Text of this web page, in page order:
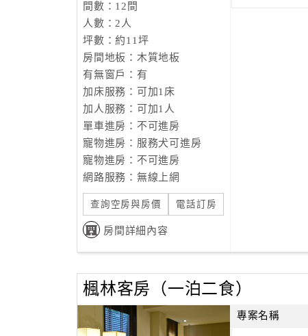
間數：12間
人數：2人
坪數：約11坪
房間地板：木質地板
有無窗戶：有
加床服務：可加1床
加人服務：可加1人
單車進房：不可進房
寵物進房：服務犬可進房
寵物進房：不可進房
網路服務：無線上網
查詢空房與房價 電話訂房
房間詳細內容
楓林客房（一泊二食）
專案名稱